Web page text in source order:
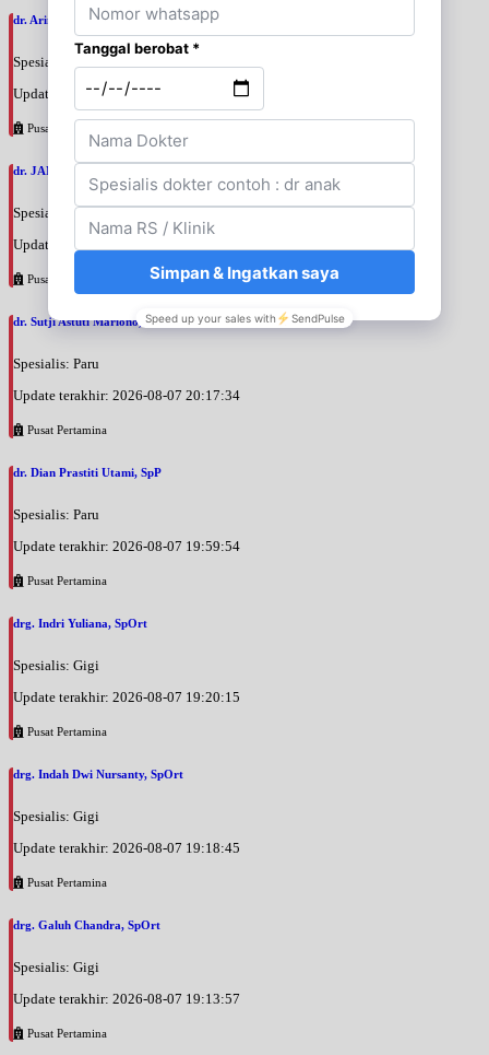
dr. Arini Purwono, SpP
Spesialis: Paru
Update terakhir: 2026-08-07 20:25:58
Pusat Pertamina
dr. JANUAR HABIBI, SpP
Spesialis: Paru
Update terakhir: 2026-08-07 20:23:50
Pusat Pertamina
dr. Sutji Astuti Mariono, SpP
Spesialis: Paru
Update terakhir: 2026-08-07 20:17:34
Pusat Pertamina
dr. Dian Prastiti Utami, SpP
Spesialis: Paru
Update terakhir: 2026-08-07 19:59:54
Pusat Pertamina
drg. Indri Yuliana, SpOrt
Spesialis: Gigi
Update terakhir: 2026-08-07 19:20:15
Pusat Pertamina
drg. Indah Dwi Nursanty, SpOrt
Spesialis: Gigi
Update terakhir: 2026-08-07 19:18:45
Pusat Pertamina
drg. Galuh Chandra, SpOrt
Spesialis: Gigi
Update terakhir: 2026-08-07 19:13:57
Pusat Pertamina